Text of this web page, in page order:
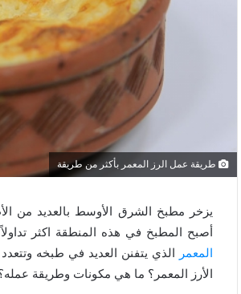
طريقة عمل الرز المعمر بأكثر من طريقة
يزخر مطبخ الشرق الأوسط بالعديد من
أصبح المطبخ في هذه المنطقة اكثر
المعمر
الذي يتفنن العديد في طبخه
الأرز المعمر؟ ما هي مكونات وطريقة